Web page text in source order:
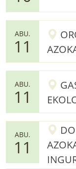
ABU.
11
ABU.
11
ABU.
11